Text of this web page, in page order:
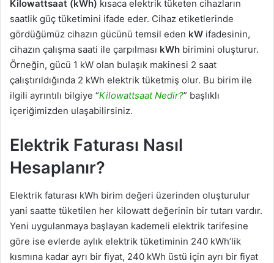
Kilowattsaat (kWh) kısaca elektrik tüketen cihazların
saatlik güç tüketimini ifade eder. Cihaz etiketlerinde
gördüğümüz cihazın gücünü temsil eden kW ifadesinin,
cihazın çalışma saati ile çarpılması kWh birimini oluşturur.
Örneğin, gücü 1 kW olan bulaşık makinesi 2 saat
çalıştırıldığında 2 kWh elektrik tüketmiş olur. Bu birim ile
ilgili ayrıntılı bilgiye “Kilowattsaat Nedir?” başlıklı
içeriğimizden ulaşabilirsiniz.
Elektrik Faturası Nasıl
Hesaplanır?
Elektrik faturası kWh birim değeri üzerinden oluşturulur
yani saatte tüketilen her kilowatt değerinin bir tutarı vardır.
Yeni uygulanmaya başlayan kademeli elektrik tarifesine
göre ise evlerde aylık elektrik tüketiminin 240 kWh’lik
kısmına kadar ayrı bir fiyat, 240 kWh üstü için ayrı bir fiyat